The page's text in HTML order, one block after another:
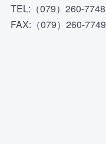
TEL:（079）260-7748
FAX:（079）260-7749